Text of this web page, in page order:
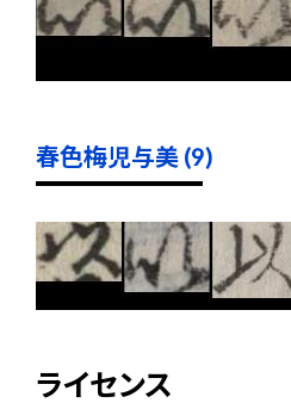
春色梅児与美 (9)
ライセンス